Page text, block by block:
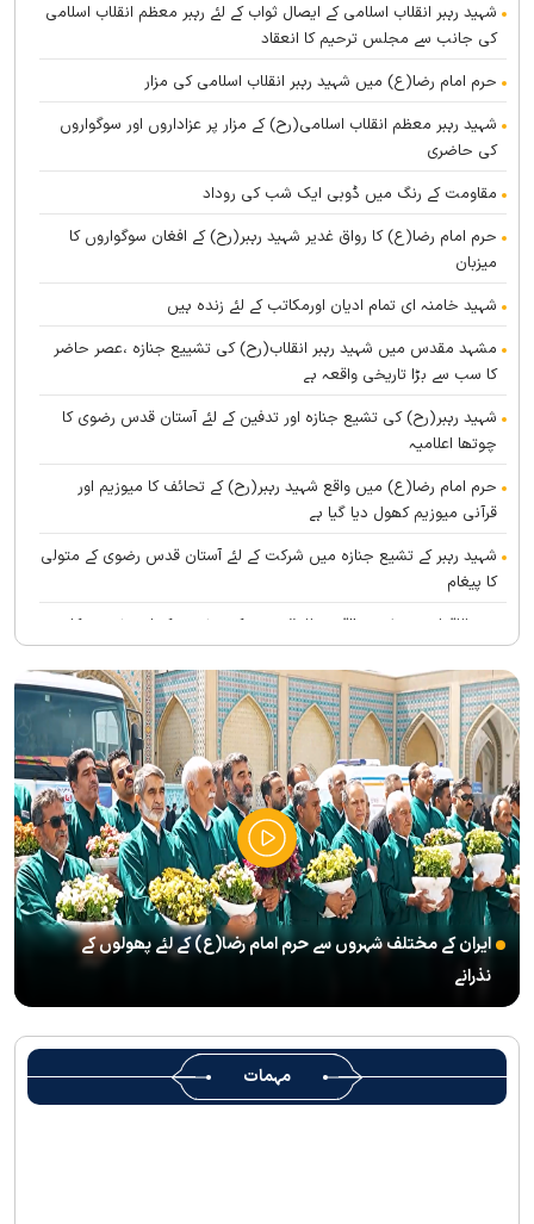
شہید رہبر انقلاب اسلامی کے ایصال ثواب کے لئے رہبر معظم انقلاب اسلامی
کی جانب سے مجلس ترحیم کا انعقاد
حرم امام رضا(ع) میں شہید رہبر انقلاب اسلامی کی مزار
شہید رہبر معظم انقلاب اسلامی(رح) کے مزار پر عزاداروں اور سوگواروں
کی حاضری
مقاومت کے رنگ میں ڈوبی ایک شب کی روداد
حرم امام رضا(ع) کا رواق غدیر شہید رہبر(رح) کے افغان سوگواروں کا
میزبان
شہید خامنہ ای تمام ادیان اورمکاتب کے لئے زندہ ہيں
مشہد مقدس میں شہید رہبر انقلاب(رح) کی تشییع جنازہ ،عصر حاضر
کا سب سے بڑا تاریخی واقعہ ہے
شہید رہبر(رح) کی تشیع جنازہ اور تدفین کے لئے آستان قدس رضوی کا
چوتھا اعلامیہ
حرم امام رضا(ع) میں واقع شہید رہبر(رح) کے تحائف کا میوزیم اور
قرآنی میوزیم کھول دیا گیا ہے
شہید رہبر کے تشیع جنازہ میں شرکت کے لئے آستان قدس رضوی کے متولی
کا پیغام
بین الاقوامی سطح پر ’’قومو للہ‘‘ نعرے کی تشریح کے لئے نشست کا
انعقاد
’’قائد الامۃ‘‘ کے عنوان سے لائیو ٹی وی پروگرام
رہبرشہید کے سوگواروں کے لئے کرامت رضوی فاؤنڈیشن کی جانب سے
پذیرائي کا وسیع انتظام
(( آقای شہید ایران )) نامی چار جلدوں پر مشتمل کتاب منظرعام پر
آگئی
شہید رہبر(رح) ایک قرآنی نابغہ اور قرآنی احکامات پرعمل کرنے والی
شخصیت تھے؛ استاد پناہی
رہبرشہید کے وداع کے ا یام میں حرم مطہر رضوی بند نہيں ہوگا
رہبرشہید ( رحمت اللہ علیہ ) کی یاد میں رضوی کتابخانہ اور میوزیمز
میں تعزیتی جلسوں اور خصوصی پروگراموں کا انعقاد
روضہ منورہ امام رضا(ع) کے خدام ، سوگوار زائرین کو کھانے اور رہائش
کی خدمات فراہم کرنے کے لئے تیار ہیں
ایران کے مختلف شہروں سے حرم امام رضا(ع) کے لئے پھولوں کے
نذرانے
مہمات